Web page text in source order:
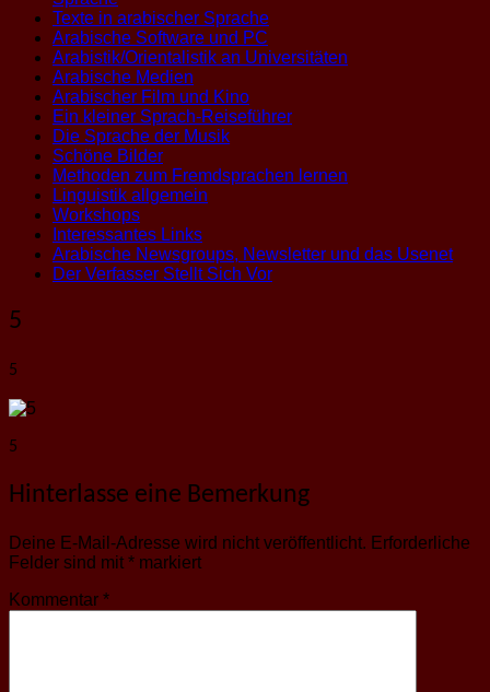
Texte in arabischer Sprache
Arabische Software und PC
Arabistik/Orientalistik an Universitäten
Arabische Medien
Arabischer Film und Kino
Ein kleiner Sprach-Reiseführer
Die Sprache der Musik
Schöne Bilder
Methoden zum Fremdsprachen lernen
Linguistik allgemein
Workshops
Interessantes Links
Arabische Newsgroups, Newsletter und das Usenet
Der Verfasser Stellt Sich Vor
5
5
5
Hinterlasse eine Bemerkung
Deine E-Mail-Adresse wird nicht veröffentlicht. Erforderliche
Felder sind mit * markiert
Kommentar *